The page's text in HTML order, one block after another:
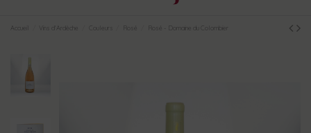
Accueil Vins d'Ardèche Couleurs Rosé Rosé - Domaine du Colombier